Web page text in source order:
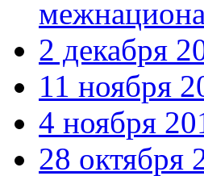
2 декабря
11 ноября
4 ноября
28 октября